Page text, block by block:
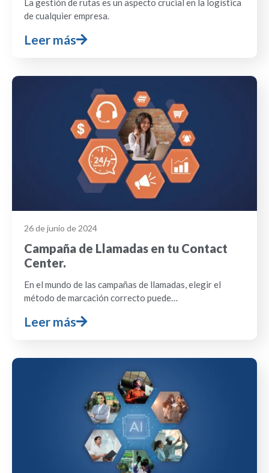
de cualquier empresa.
Leer más
26 de junio de 2024
Campaña de Llamadas en tu Contact
Center.
En el mundo de las campañas de llamadas, elegir el
método de marcación correcto puede…
Leer más